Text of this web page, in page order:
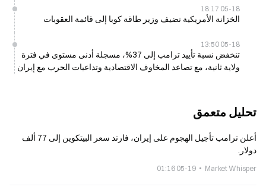
05-18 18:17
الخزانة الأمريكية تضيف وزير طاقة كوبا إلى قائمة العقوبات
05-18 13:50
تنخفض نسبة تأييد ترامب إلى 37%، مسجلة أدنى مستوى في فترة
ولاية ثانية، مع تصاعد المخاوف الاقتصادية وتداعيات الحرب مع إيران
تحليل متعمق
أعلن ترامب تأجيل الهجوم على إيران، فارتد سعر البيتكوين إلى 77 ألف
دولار.
Market Whisper
05-19 01:16